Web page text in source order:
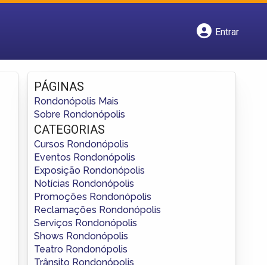
Entrar
PÁGINAS
Rondonópolis Mais
Sobre Rondonópolis
CATEGORIAS
Cursos Rondonópolis
Eventos Rondonópolis
Exposição Rondonópolis
Notícias Rondonópolis
Promoções Rondonópolis
Reclamações Rondonópolis
Serviços Rondonópolis
Shows Rondonópolis
Teatro Rondonópolis
Trânsito Rondonópolis